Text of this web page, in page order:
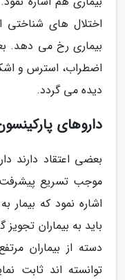
اختلال های شناختی
بیماری رخ می دهد.
اضطراب، استرس و
دیده می گردد.
داروهای
بعضی اعتقاد دارند
موجب تسریع پیشرفت
اشاره نمود که بیمار
باید به بیماران
دسته از بیماران
توانسته اند ثابت